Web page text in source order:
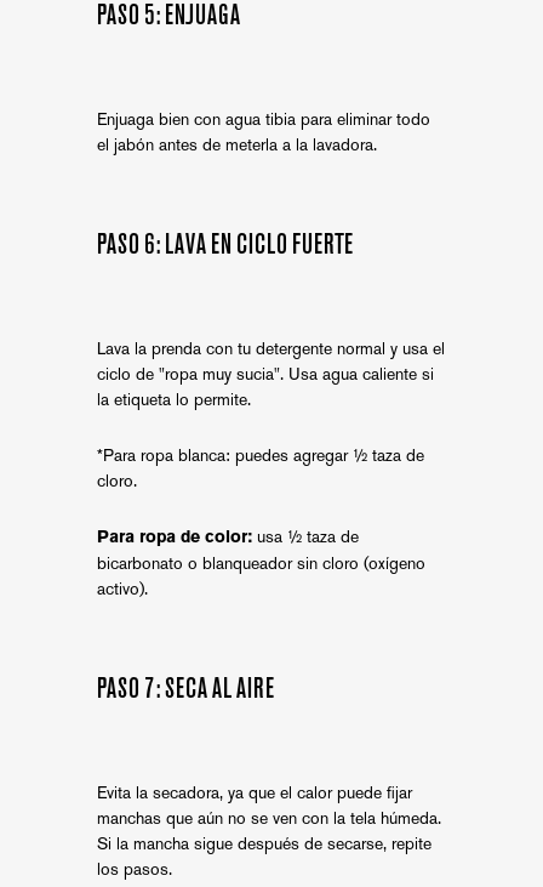
PASO 5: ENJUAGA
Enjuaga bien con agua tibia para eliminar todo
el jabón antes de meterla a la lavadora.
PASO 6: LAVA EN CICLO FUERTE
Lava la prenda con tu detergente normal y usa el
ciclo de "ropa muy sucia". Usa agua caliente si
la etiqueta lo permite.
*Para ropa blanca: puedes agregar ½ taza de
cloro.
Para ropa de color: usa ½ taza de
bicarbonato o blanqueador sin cloro (oxígeno
activo).
PASO 7: SECA AL AIRE
Evita la secadora, ya que el calor puede fijar
manchas que aún no se ven con la tela húmeda.
Si la mancha sigue después de secarse, repite
los pasos.